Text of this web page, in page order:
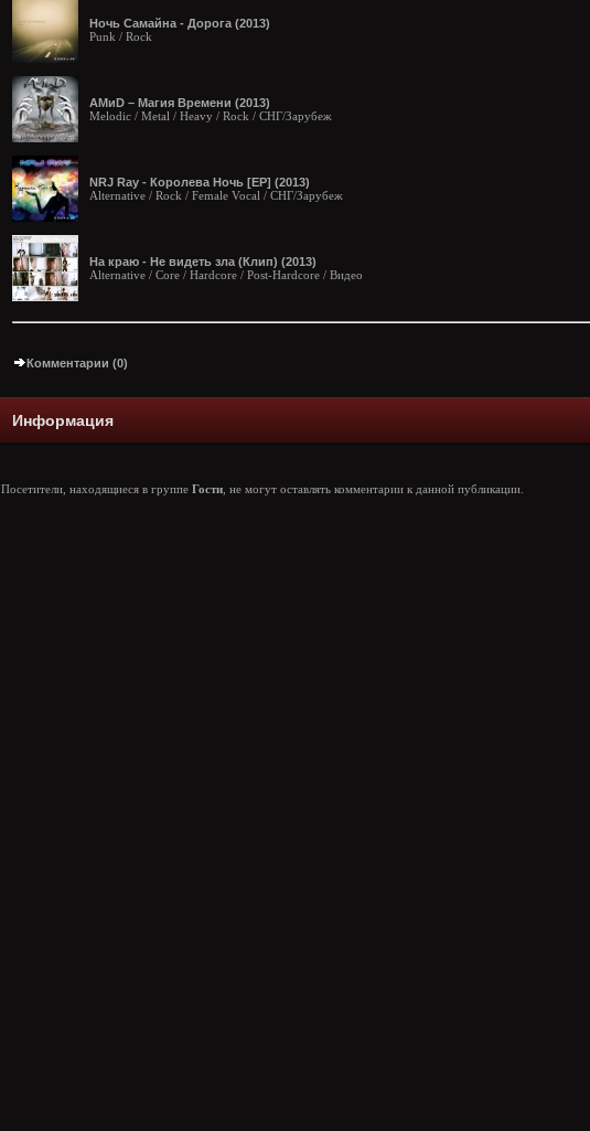
Ночь Самайна - Дорога (2013)
Punk / Rock
АМиD – Магия Времени (2013)
Melodic / Metal / Heavy / Rock / СНГ/Зарубеж
NRJ Ray - Королева Ночь [EP] (2013)
Alternative / Rock / Female Vocal / СНГ/Зарубеж
На краю - Не видеть зла (Клип) (2013)
Alternative / Core / Hardcore / Post-Hardcore / Видео
Комментарии (0)
Информация
Посетители, находящиеся в группе Гости , не могут оставлять комментарии к данной публикации.